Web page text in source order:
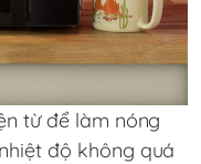
từ để làm nóng
độ không quá